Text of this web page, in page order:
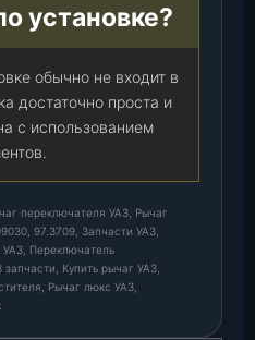
установке?
обычно не входит в
достаточно проста и
с использованием
переключателя УАЗ, Рычаг
97.3709, Запчасти УАЗ,
Переключатель
Купить рычаг УАЗ,
Рычаг люкс УАЗ,